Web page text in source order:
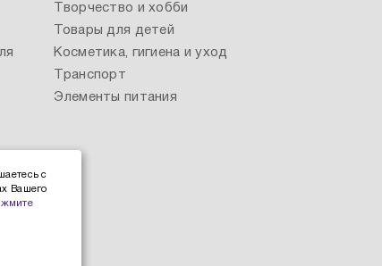
Творчество и хобби
Товары для детей
Косметика, гигиена и уход
Транспорт
Элементы питания
с
Вашего